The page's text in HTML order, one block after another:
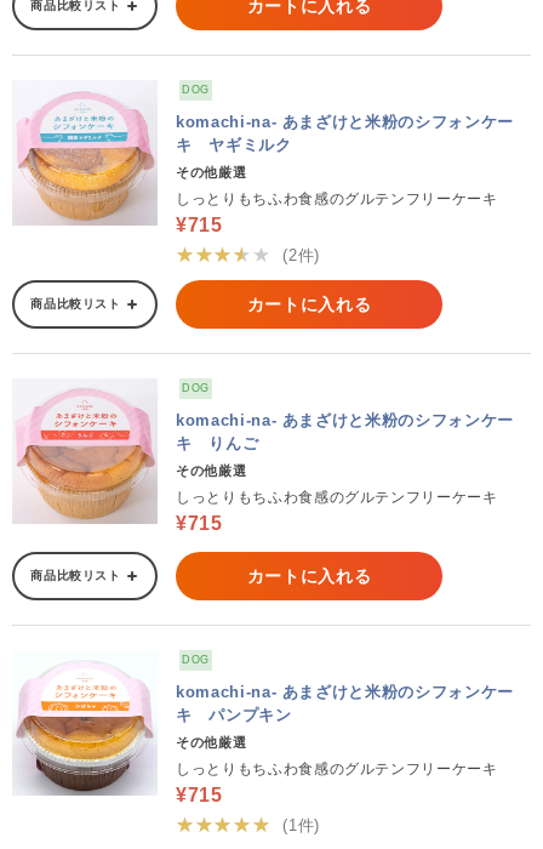
商品比較リスト カートに入れる
DOG
komachi-na- あまざけと米粉のシフォンケー
キ ヤギミルク
その他厳選
しっとりもちふわ食感のグルテンフリーケーキ
¥715
★★★★★
(2件)
商品比較リスト カートに入れる
DOG
komachi-na- あまざけと米粉のシフォンケー
キ りんご
その他厳選
しっとりもちふわ食感のグルテンフリーケーキ
¥715
商品比較リスト カートに入れる
DOG
komachi-na- あまざけと米粉のシフォンケー
キ パンプキン
その他厳選
しっとりもちふわ食感のグルテンフリーケーキ
¥715
★★★★★
(1件)